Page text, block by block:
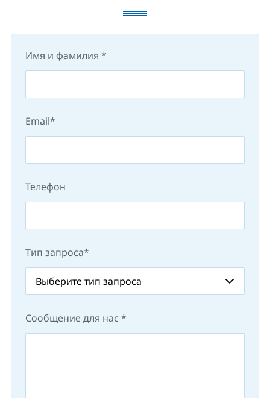
Имя и фамилия
Email
Телефон
Тип запроса
Сообщение для нас